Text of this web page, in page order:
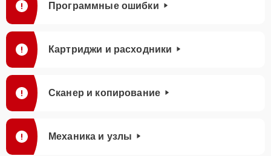
Программные ошибки
Картриджи и расходники
Сканер и копирование
Механика и узлы